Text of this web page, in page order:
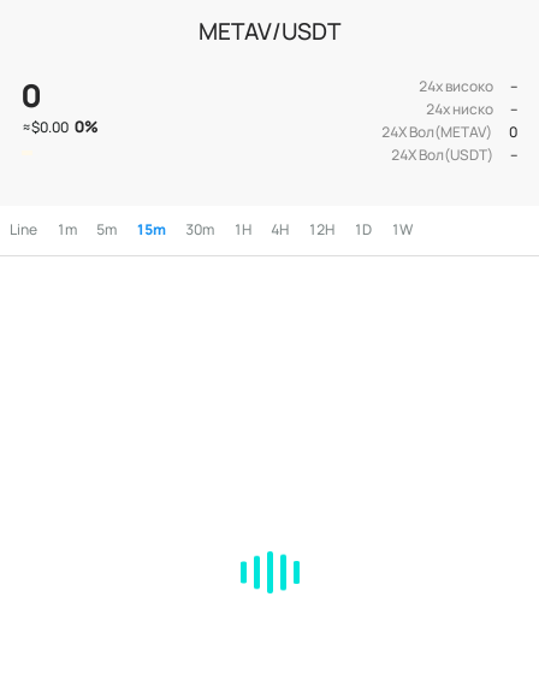
METAV/USDT
0
≈$0.00 0%
24х високо
--
24х ниско
--
24Х Вол(METAV)
0
24Х Вол(USDT)
--
Line 1m 5m 15m 30m 1H 4H 12H 1D 1W